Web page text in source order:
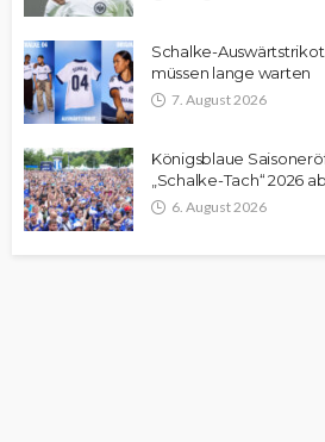
Schalke-
müssen lange warten
7. August 2026
Königsblaue
„Schalke-Tach“ 2026 ab
6. August 2026